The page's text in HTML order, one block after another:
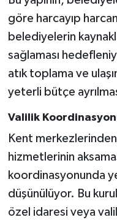
göre harcayıp
belediyelerin
sağlaması
atık toplama ve
yeterli bütçe
Valilik
Kent
hizmetlerinin
koordinasyonunda
düşünülüyor. Bu
özel idaresi veya